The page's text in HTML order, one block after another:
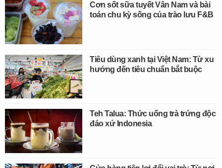
Cơn sốt sữa tuyết Vân Nam và bài
toán chu kỳ sống của trào lưu F&B
Tiêu dùng xanh tại Việt Nam: Từ xu
hướng đến tiêu chuẩn bắt buộc
Teh Talua: Thức uống trà trứng độc
đáo xứ Indonesia